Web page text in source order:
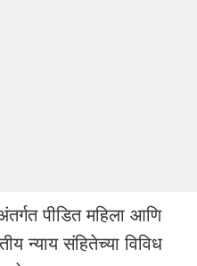
पीडित महिला आणि
न्याय संहितेच्या विविध